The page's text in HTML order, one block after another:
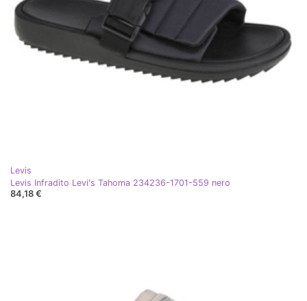
Levis
Levis Infradito Levi's Tahoma 234236-1701-559 nero
84,18 €